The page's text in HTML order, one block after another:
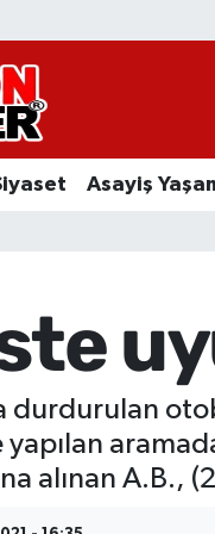
Asayiş
durdurulan
alınan A.B.,